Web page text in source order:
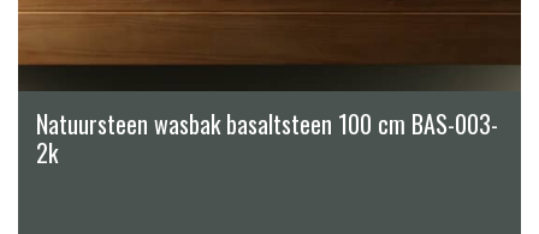
Natuursteen wasbak basaltsteen 100 cm BAS-003-
2k